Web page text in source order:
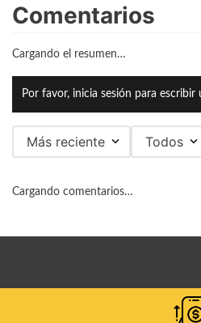
Comentarios
Cargando el resumen…
Por favor, inicia sesión para
Más reciente Todos
Cargando comentarios…